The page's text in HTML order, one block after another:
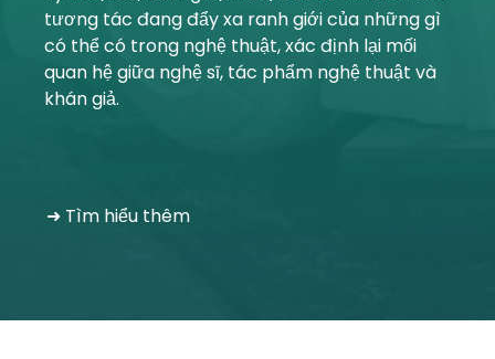
tương tác đang đẩy xa ranh giới của những gì
có thể có trong nghệ thuật, xác định lại mối
quan hệ giữa nghệ sĩ, tác phẩm nghệ thuật và
khán giả.
➜ Tìm hiểu thêm